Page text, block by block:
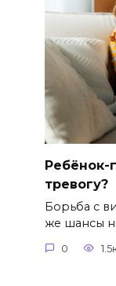
Ребёнок-
тревогу?
Борьба с
же шансы
0